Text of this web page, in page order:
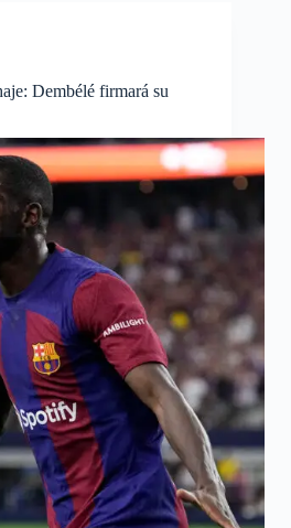
Dembélé firmará su